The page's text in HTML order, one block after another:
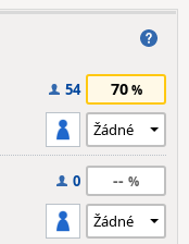
54 70
0 --